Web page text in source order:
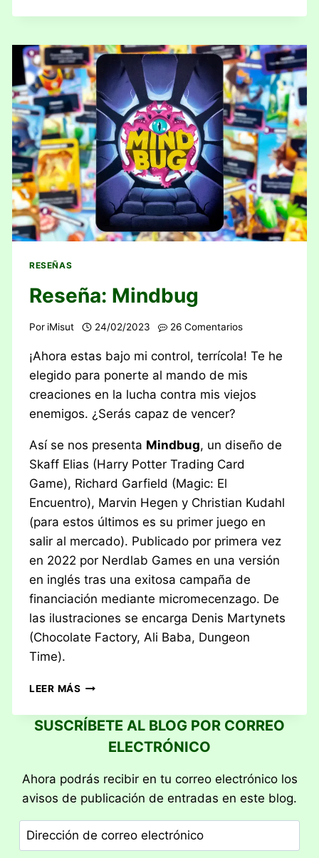
–
CRIATURAS
RESEÑAS
Reseña: Mindbug
Por iMisut 24/02/2023 26 Comentarios
¡Ahora estas bajo mi control, terrícola! Te he
elegido para ponerte al mando de mis
creaciones en la lucha contra mis viejos
enemigos. ¿Serás capaz de vencer?
Así se nos presenta Mindbug, un diseño de
Skaff Elias (Harry Potter Trading Card
Game), Richard Garfield (Magic: El
Encuentro), Marvin Hegen y Christian Kudahl
(para estos últimos es su primer juego en
salir al mercado). Publicado por primera vez
en 2022 por Nerdlab Games en una versión
en inglés tras una exitosa campaña de
financiación mediante micromecenzago. De
las ilustraciones se encarga Denis Martynets
(Chocolate Factory, Ali Baba, Dungeon
Time).
LEER MÁS RESEÑA:
SUSCRÍBETE AL BLOG POR CORREO
ELECTRÓNICO
Ahora podrás recibir en tu correo electrónico los
avisos de publicación de entradas en este blog.
Dirección
de